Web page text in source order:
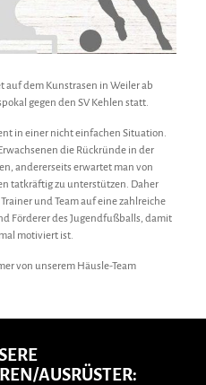
auf dem Kunstrasen in Weiler ab
gegen den SV Kehlen statt.
in einer nicht einfachen Situation.
die Rückründe in der
andererseits erwartet man von
tatkräftig zu unterstützen. Daher
und Team auf eine zahlreiche
Förderer des Jugendfußballs, damit
motiviert ist.
von unserem Häusle-Team
AUSRÜSTER: